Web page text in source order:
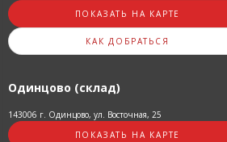
ПОКАЗАТЬ НА КАРТЕ
КАК ДОБРАТЬСЯ
Одинцово (склад)
143006 г. Одинцово, ул. Восточная, 25
ПОКАЗАТЬ НА КАРТЕ